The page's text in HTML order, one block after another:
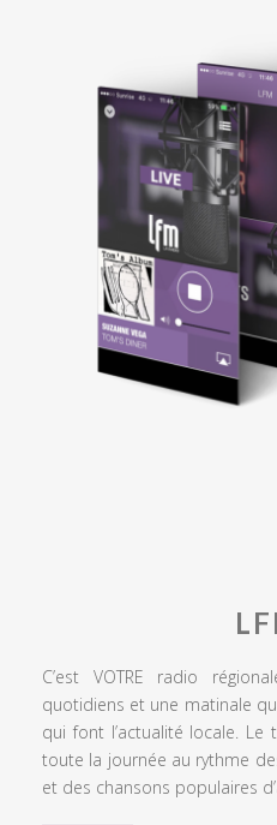
C’est VOTRE radio
quotidiens et une matinale
qui font l’actualité locale.
toute la journée au rythme
et des chansons populaires